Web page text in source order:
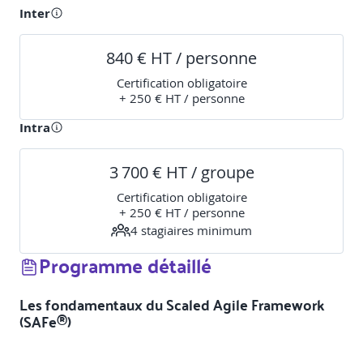
Inter
840 € HT / personne
Certification obligatoire
+ 250 € HT / personne
Intra
3 700 € HT / groupe
Certification obligatoire
+ 250 € HT / personne
4 stagiaires minimum
Programme détaillé
Les fondamentaux du Scaled Agile Framework
(SAFe®)